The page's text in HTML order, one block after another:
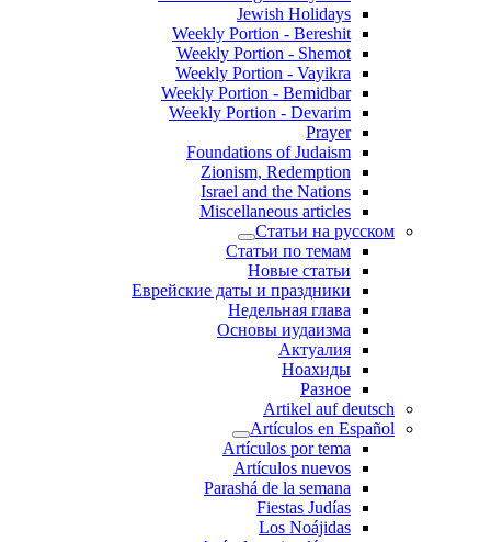
Jewish Holidays
Weekly Portion - Bereshit
Weekly Portion - Shemot
Weekly Portion - Vayikra
Weekly Portion - Bemidbar
Weekly Portion - Devarim
Prayer
Foundations of Judaism
Zionism, Redemption
Israel and the Nations
Miscellaneous articles
Статьи на русском
Статьи по темам
Новые статьи
Еврейские даты и праздники
Недельная глава
Основы иудаизма
Актуалия
Ноахиды
Разное
Artikel auf deutsch
Artículos en Español
Artículos por tema
Artículos nuevos
Parashá de la semana
Fiestas Judías
Los Noájidas